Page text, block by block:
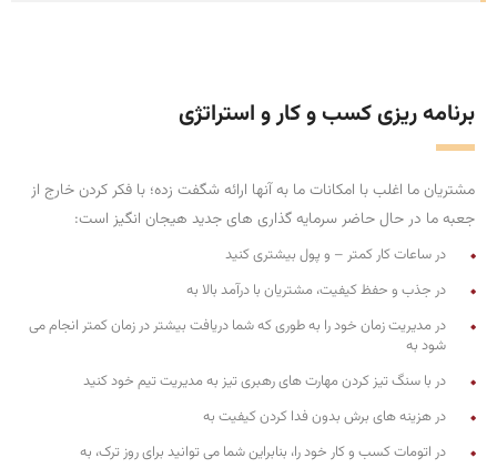
برنامه ریزی کسب و کار و استراتژی
مشتریان ما اغلب با امکانات ما به آنها ارائه شگفت زده؛ با فکر کردن خارج از
جعبه ما در حال حاضر سرمایه گذاری های جدید هیجان انگیز است:
در ساعات کار کمتر – و پول بیشتری کنید
در جذب و حفظ کیفیت، مشتریان با درآمد بالا به
در مدیریت زمان خود را به طوری که شما دریافت بیشتر در زمان کمتر انجام می
شود به
در با سنگ تیز کردن مهارت های رهبری تیز به مدیریت تیم خود کنید
در هزینه های برش بدون فدا کردن کیفیت به
در اتومات کسب و کار خود را، بنابراین شما می توانید برای روز ترک، به